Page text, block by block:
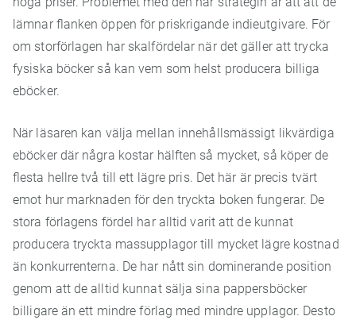
lämnar flanken öppen för priskrigande indieutgivare. För
om storförlagen har skalfördelar när det gäller att trycka
fysiska böcker så kan vem som helst producera billiga
eböcker.
När läsaren kan välja mellan innehållsmässigt likvärdiga
eböcker där några kostar hälften så mycket, så köper de
flesta hellre två till ett lägre pris. Det här är precis tvärt
emot hur marknaden för den tryckta boken fungerar. De
stora förlagens fördel har alltid varit att de kunnat
producera tryckta massupplagor till mycket lägre kostnad
än konkurrenterna. De har nått sin dominerande position
genom att de alltid kunnat sälja sina pappersböcker
billigare än ett mindre förlag med mindre upplagor. Desto